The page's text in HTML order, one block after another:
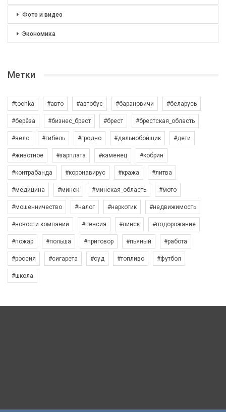
Фото и видео
Экономика
Метки
#tochka #авто #автобус #барановичи #беларусь
#берёза #бизнес_брест #брест #брестская_область
#вело #гибель #гродно #дальнобойщик #дети
#животное #зарплата #каменец #кобрин
#контрабанда #коронавирус #кража #литва
#медицина #минск #минская_область #мото
#мошенничество #налог #наркотик #недвижимость
#новости компаний #пенсия #пинск #подорожание
#пожар #польша #приговор #пьяный #работа
#россия #сигарета #суд #топливо #футбол
#школа